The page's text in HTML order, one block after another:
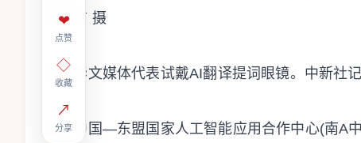
❤
点赞
◇
收藏
↗
分享
陈冠言 摄
图为华文媒体代表试戴AI翻译提词眼镜。中新社
图为中国—东盟国家人工智能应用合作中心(南A